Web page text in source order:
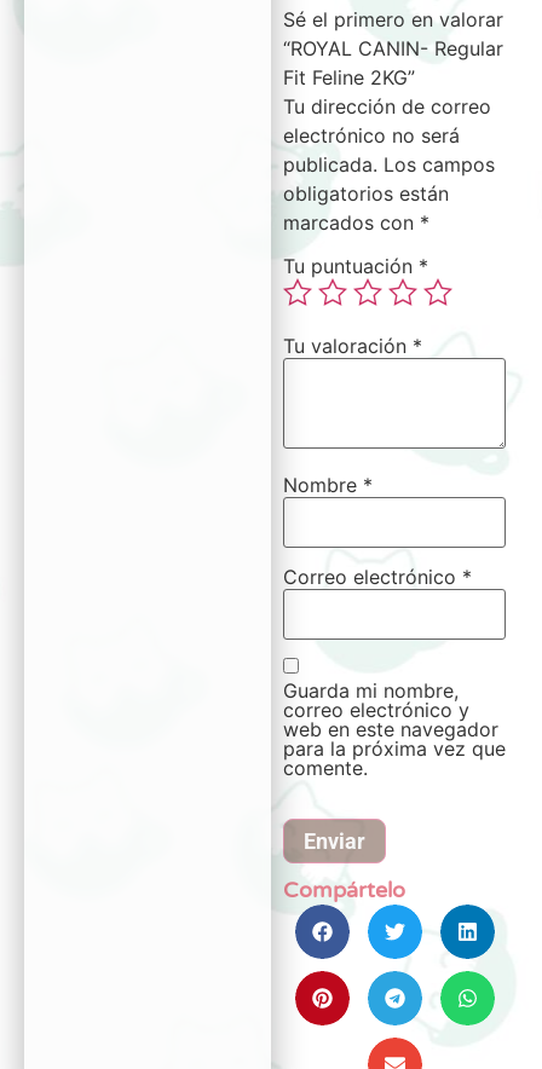
Sé el primero en valorar
“ROYAL CANIN- Regular
Fit Feline 2KG”
Tu dirección de correo
electrónico no será
publicada. Los campos
obligatorios están
marcados con *
Tu puntuación *
Tu valoración *
Nombre *
Correo electrónico *
Guarda mi nombre,
correo electrónico y
web en este navegador
para la próxima vez que
comente.
Compártelo